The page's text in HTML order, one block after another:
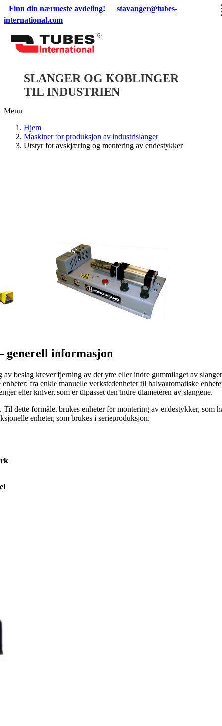
Skip
to
content
Finn din nærmeste avdeling!
stavanger@tubes-
international.com
SLANGER OG KOBLINGER
TIL INDUSTRIEN
Menu
Hjem
Maskiner for produksjon av industrislanger
Utstyr for avskjæring og montering av endestykker
generell informasjon
beslag krever fjerning av det ytre eller indre gummilaget av
fra enkle manuelle verkstedenheter til halvautomatiske
eller kniver, som er tilpasset den indre diameteren av slangene.
dette formålet brukes enheter for montering av endestykker, som
enheter, som brukes i serieproduksjon.